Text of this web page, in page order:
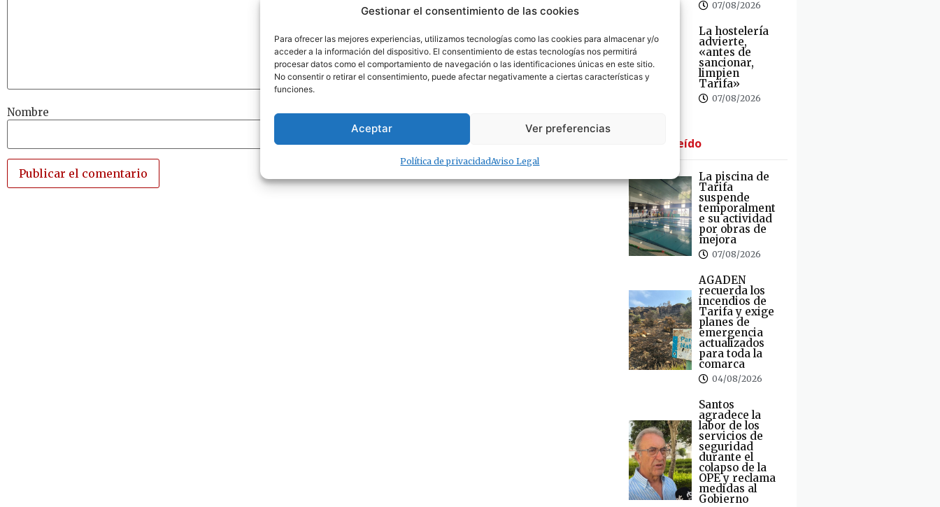
Gestionar el consentimiento de las cookies
Para ofrecer las mejores experiencias, utilizamos tecnologías como las cookies para almacenar y/o
acceder a la información del dispositivo. El consentimiento de estas tecnologías nos permitirá
procesar datos como el comportamiento de navegación o las identificaciones únicas en este sitio.
No consentir o retirar el consentimiento, puede afectar negativamente a ciertas características y
funciones.
Aceptar Ver preferencias
Política de privacidadAviso Legal
Nombre
07/08/2026
La hostelería
advierte,
«antes de
sancionar,
limpien
Tarifa»
07/08/2026
· Lo + Leído
La piscina de
Tarifa
suspende
temporalment
e su actividad
por obras de
mejora
07/08/2026
AGADEN
recuerda los
incendios de
Tarifa y exige
planes de
emergencia
actualizados
para toda la
comarca
04/08/2026
Santos
agradece la
labor de los
servicios de
seguridad
durante el
colapso de la
OPE y reclama
medidas al
Gobierno